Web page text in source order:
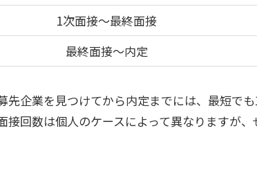
1次面接〜最終面接
最終面接〜内定
先企業を見つけてから内定までには、最短で
接回数は個人のケースによって異なりますが、